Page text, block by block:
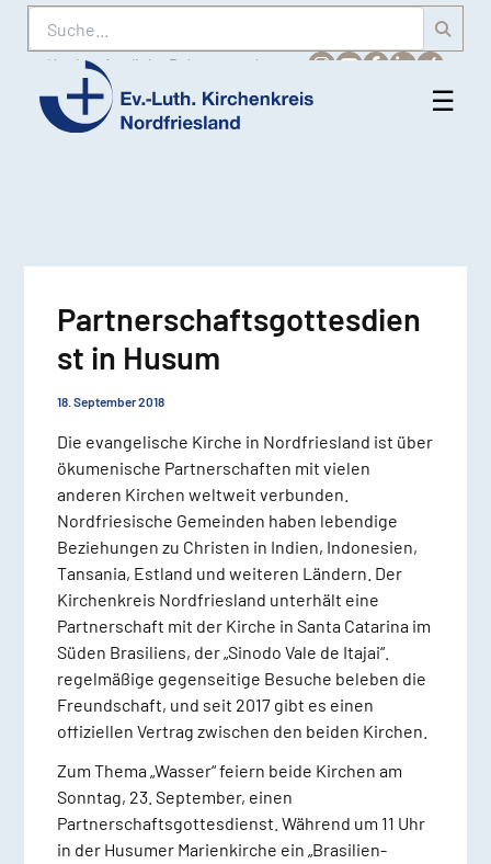
Suche
Karriere Amtliche Bekanntmachungen
Ev.-
☰
Partnerschaftsgottesdien
st in Husum
18. September 2018
Die evangelische Kirche in Nordfriesland ist über
ökumenische Partnerschaften mit vielen
anderen Kirchen weltweit verbunden.
Nordfriesische Gemeinden haben lebendige
Beziehungen zu Christen in Indien, Indonesien,
Tansania, Estland und weiteren Ländern. Der
Kirchenkreis Nordfriesland unterhält eine
Partnerschaft mit der Kirche in Santa Catarina im
Süden Brasiliens, der „Sinodo Vale de Itajai“.
regelmäßige gegenseitige Besuche beleben die
Freundschaft, und seit 2017 gibt es einen
offiziellen Vertrag zwischen den beiden Kirchen.
Zum Thema „Wasser“ feiern beide Kirchen am
Sonntag, 23. September, einen
Partnerschaftsgottesdienst. Während um 11 Uhr
in der Husumer Marienkirche ein „Brasilien-